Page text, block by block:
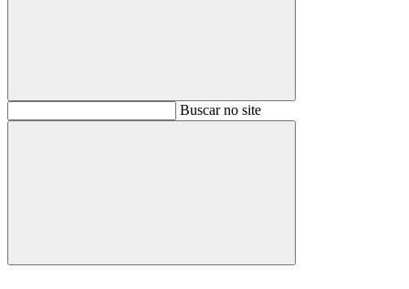
BuscarBuscar no site
Buscar